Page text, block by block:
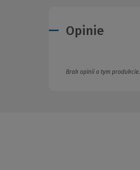
Opinie
Brak opinii o tym produkcie.